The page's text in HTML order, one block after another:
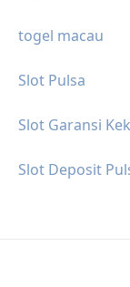
togel macau
Slot Pulsa
Slot Garansi
Slot Deposit